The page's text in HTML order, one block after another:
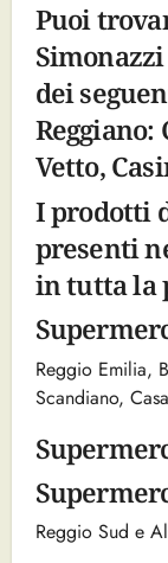
Puoi
dei
Reggiano:
Vetto,
I prodotti
presenti
in tutta la
Reggio Emilia,
Scandiano,
Reggio Sud e